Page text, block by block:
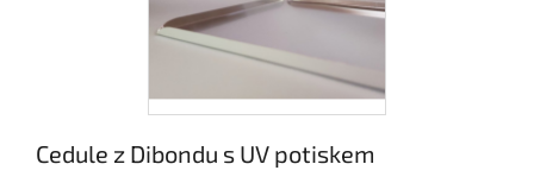
Cedule z Dibondu s UV potiskem